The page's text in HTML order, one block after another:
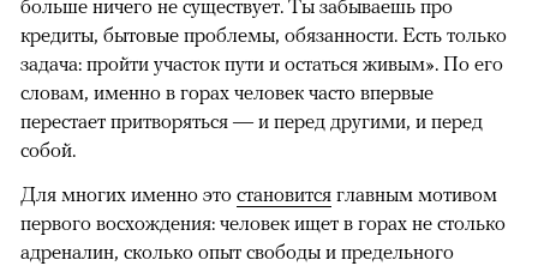
больше ничего не существует. Ты забываешь про
кредиты, бытовые проблемы, обязанности. Есть только
задача: пройти участок пути и остаться живым». По его
словам, именно в горах человек часто впервые
перестает притворяться — и перед другими, и перед
собой.
Для многих именно это становится главным мотивом
первого восхождения: человек ищет в горах не столько
адреналин, сколько опыт свободы и предельного